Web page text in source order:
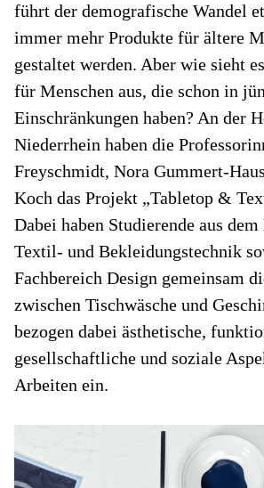
führt der demografische Wandel
immer mehr Produkte für ältere
gestaltet werden. Aber wie sieht
für Menschen aus, die schon in
Einschränkungen haben? An der
Niederrhein haben die
Freyschmidt, Nora Gummert-
Koch das Projekt „Tabletop &
Dabei haben Studierende aus
Textil- und Bekleidungstechnik
Fachbereich Design gemeinsam
zwischen Tischwäsche und
bezogen dabei ästhetische,
gesellschaftliche und soziale
Arbeiten ein.